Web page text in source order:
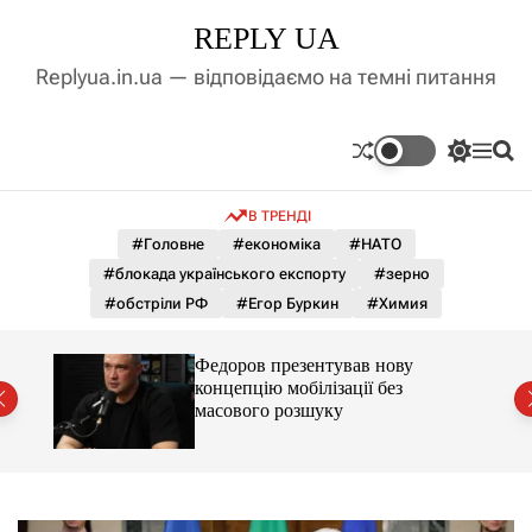
д
у
REPLY UA
Replyua.in.ua — відповідаємо на темні питання
П
к
а
г
М П
В ТРЕНДІ
#Головне #економіка
#НАТО
#блокада українського експорту
#зерно
#обстріли РФ
#Егор Буркин #Химия
Федоров презентував нову
концепцію мобілізації без
масового розшуку